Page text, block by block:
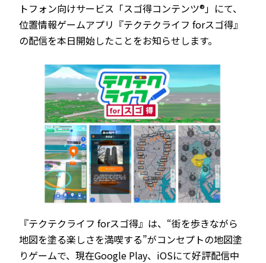
トフォン向けサービス「スゴ得コンテンツ®」にて、
位置情報ゲームアプリ『テクテクライフ forスゴ得』
の配信を本日開始したことをお知らせします。
『テクテクライフ forスゴ得』は、“街を歩きながら
地図を塗る楽しさを満喫する”がコンセプトの地図塗
りゲームで、現在Google Play、iOSにて好評配信中